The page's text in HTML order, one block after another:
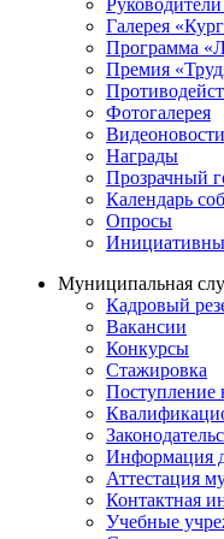
Галерея
Программа
Премия
Фотогалерея
Видеоновости
Награды
Прозрачный
Календарь
Опросы
Муниципальная
Кадровый
Вакансии
Конкурсы
Стажировка
Поступление
Информация
Аттестация
Контактная
Учебные